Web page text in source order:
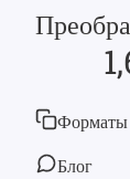
Форматы
Блог